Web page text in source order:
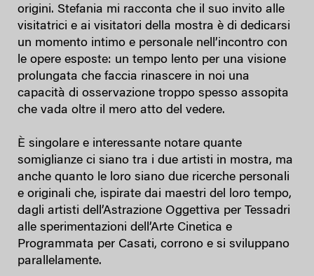
origini. Stefania mi racconta che il suo invito alle
visitatrici e ai visitatori della mostra è di dedicarsi
un momento intimo e personale nell’incontro con
le opere esposte: un tempo lento per una visione
prolungata che faccia rinascere in noi una
capacità di osservazione troppo spesso assopita
che vada oltre il mero atto del vedere.
È singolare e interessante notare quante
somiglianze ci siano tra i due artisti in mostra, ma
anche quanto le loro siano due ricerche personali
e originali che, ispirate dai maestri del loro tempo,
dagli artisti dell’Astrazione Oggettiva per Tessadri
alle sperimentazioni dell’Arte Cinetica e
Programmata per Casati, corrono e si sviluppano
parallelamente.